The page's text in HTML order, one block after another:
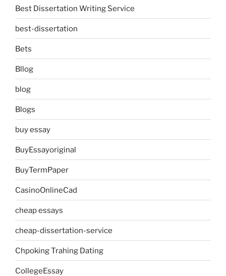
Best Dissertation Writing Service
best-dissertation
Bets
Bllog
blog
Blogs
buy essay
BuyEssayoriginal
BuyTermPaper
CasinoOnlineCad
cheap essays
cheap-dissertation-service
Chpoking Trahing Dating
CollegeEssay